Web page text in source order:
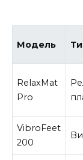
Модель
RelaxMat
Pro
VibroFeet
200